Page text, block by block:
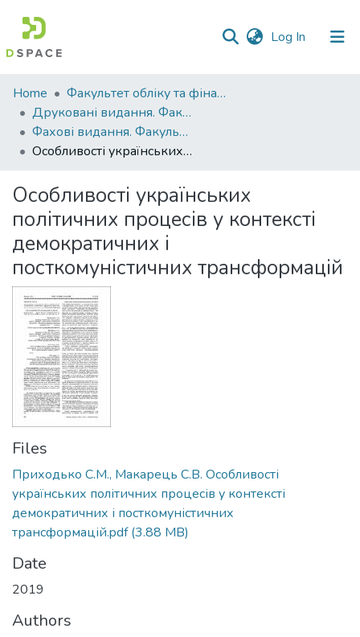
Log In (current)
Communities
&
Collections
Statistics
Home
Факультет обліку та фінансів
Друковані видання. Факультет обліку та фінансів
Фахові видання. Факультет обліку та фінансів
Особливості українських політичних процесів у контексті демократичних і посткомуністичних трансформацій
Особливості українських
політичних процесів у контексті
демократичних і
посткомуністичних трансформацій
Files
Приходько С.М., Макарець С.В. Особливості
українських політичних процесів у контексті
демократичних і посткомуністичних
трансформацій.pdf(3.88 MB)
Date
2019
Authors